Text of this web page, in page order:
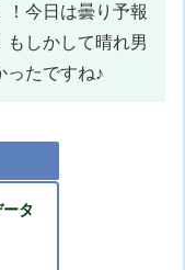
！今日は曇り予報
もしかして晴れ男
ったですね♪
タ